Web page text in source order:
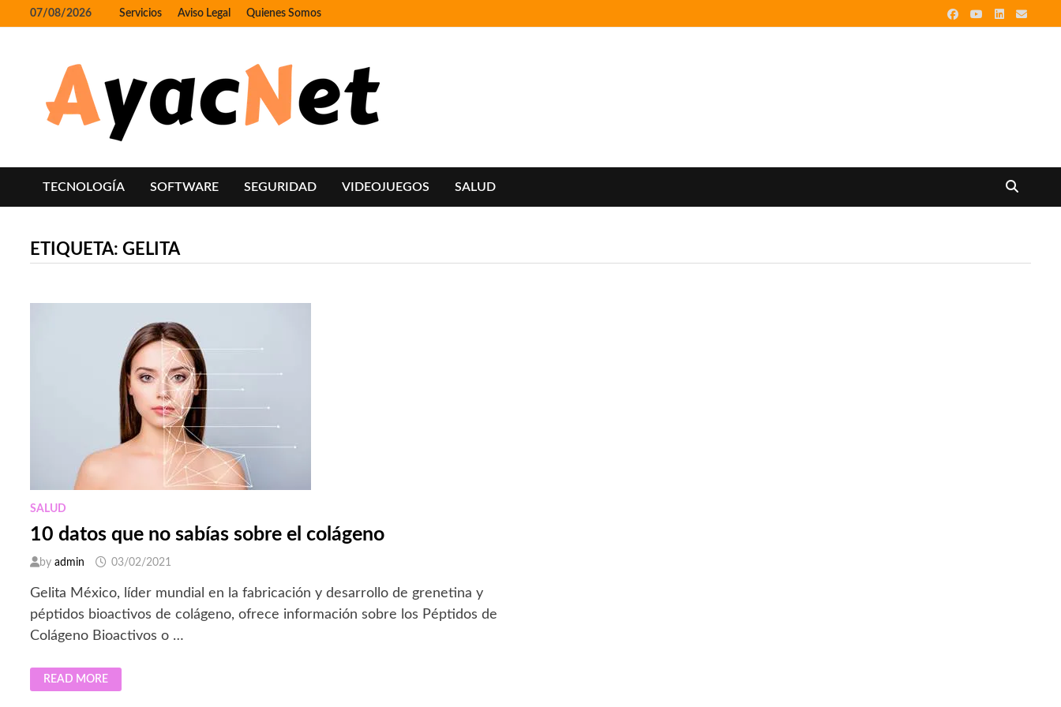
to
07/08/2026 Servicios Aviso Legal Quienes Somos
TECNOLOGÍA SOFTWARE SEGURIDAD VIDEOJUEGOS SALUD
ETIQUETA:GELITA
SALUD
10 datos que no sabías sobre el colágeno
byadmin 03/02/2021
Gelita México, líder mundial en la fabricación y desarrollo de grenetina y
péptidos bioactivos de colágeno, ofrece información sobre los Péptidos de
Colágeno Bioactivos o …
10
DATOS
READ MORE